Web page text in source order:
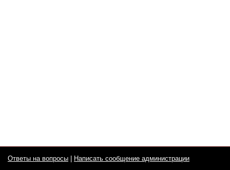
Ответы на вопросы Написать сообщение администрации